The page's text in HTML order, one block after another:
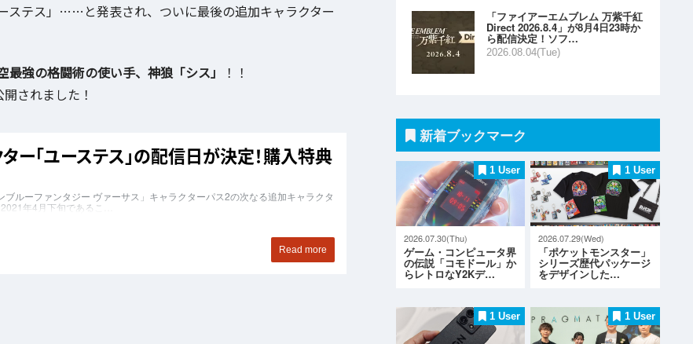
ステス」……と発表され、ついに最後の追加キャラクター
最強の格闘術の使い手、神狼「シス」
！！
されました！
「ファイアーエムブレム 万紫千紅
Direct 2026.8.4」が8月4日23時か
ら配信決定！ソフ…
2026.08.04(Tue)
新着ブックマーク
1 User
2026.07.30(Thu)
ゲーム・コンピュータ界
の伝説「コモドール」か
らレトロなY2Kデ…
1 User
2026.07.29(Wed)
「ポケットモンスター」
シリーズ歴代パッケージ
をデザインした…
1 User 1 User